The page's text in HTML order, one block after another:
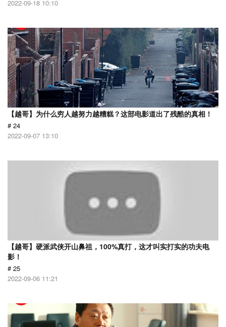
2022-09-18 10:10
【越哥】为什么穷人越努力越糟糕？这部电影道出了残酷的真相！
# 24
2022-09-07 13:10
【越哥】硬派武侠开山鼻祖，100%真打，这才叫实打实的功夫电
影！
# 25
2022-09-06 11:21